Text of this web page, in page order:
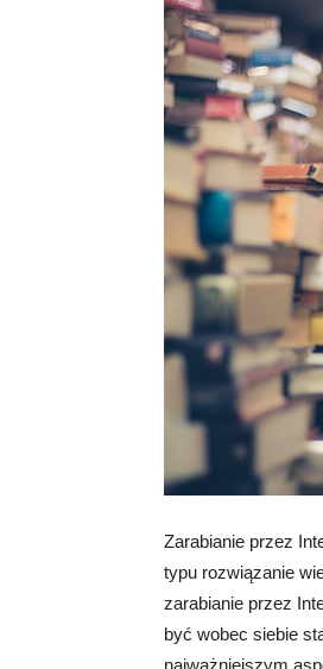
Zarabianie przez
typu rozwiązanie
zarabianie przez
być wobec siebie
najważniejszym